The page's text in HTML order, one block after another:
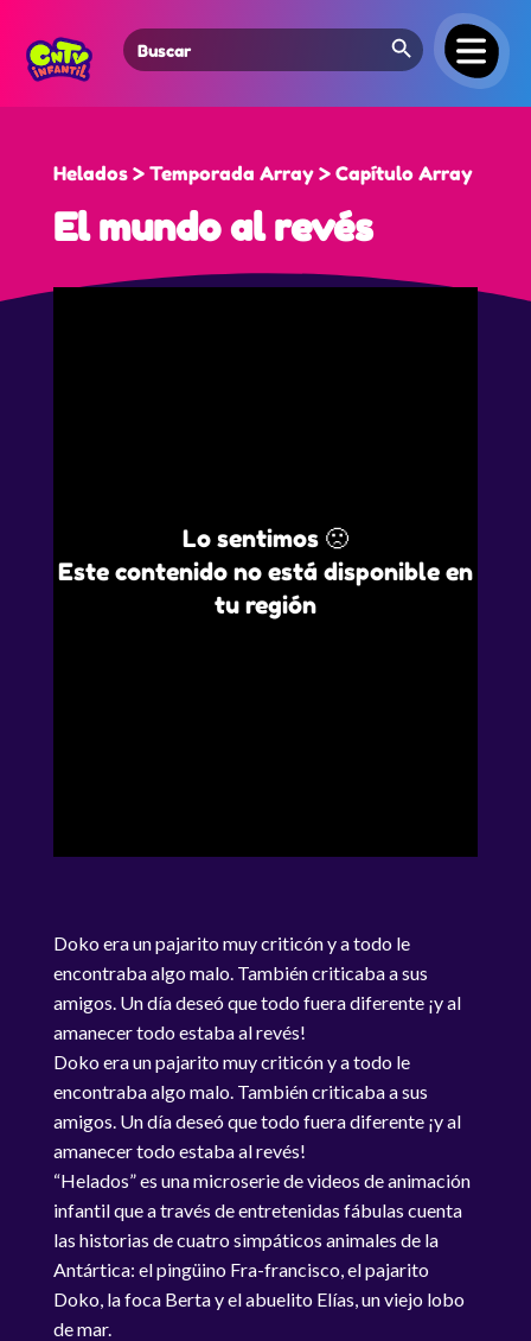
Search
for:
Search Button
Helados > Temporada Array > Capítulo Array
El mundo al revés
Lo sentimos 🙁
Este contenido no está disponible en
tu región
Doko era un pajarito muy criticón y a todo le
encontraba algo malo. También criticaba a sus
amigos. Un día deseó que todo fuera diferente ¡y al
amanecer todo estaba al revés!
Doko era un pajarito muy criticón y a todo le
encontraba algo malo. También criticaba a sus
amigos. Un día deseó que todo fuera diferente ¡y al
amanecer todo estaba al revés!
“Helados” es una microserie de videos de animación
infantil que a través de entretenidas fábulas cuenta
las historias de cuatro simpáticos animales de la
Antártica: el pingüino Fra-francisco, el pajarito
Doko, la foca Berta y el abuelito Elías, un viejo lobo
de mar.